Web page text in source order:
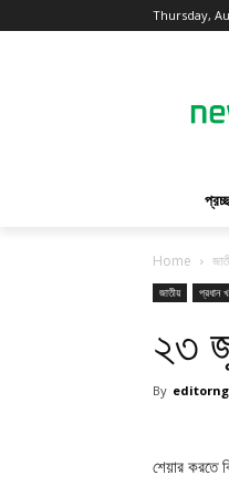
Thursday,
Home
জাতীয় প্রধান
২৩
By editorng
শেয়ার